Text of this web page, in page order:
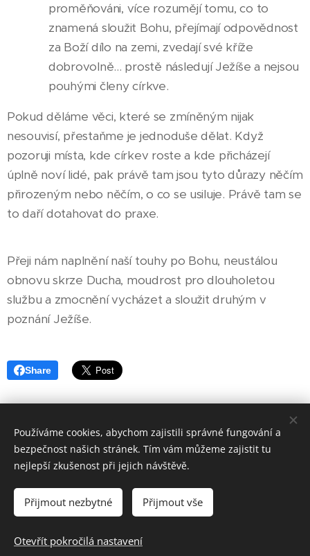
proměňováni, více rozumějí tomu, co to
znamená sloužit Bohu, přejímají odpovědnost
za Boží dílo na zemi, zvedají své kříže
dobrovolně... prostě následují Ježíše a nejsou
pouhými členy církve.
Pokud děláme věci, které se zmíněným nijak
nesouvisí, přestaňme je jednoduše dělat. Když
pozoruji místa, kde církev roste a kde přicházejí
úplně noví lidé, pak právě tam jsou tyto důrazy něčím
přirozeným nebo něčím, o co se usiluje. Právě tam se
to daří dotahovat do praxe.
Přeji nám naplnění naší touhy po Bohu, neustálou
obnovu skrze Ducha, moudrost pro dlouholetou
službu a zmocnění vycházet a sloužit druhým v
poznání Ježíše.
Share
Církev bratrská, Odbor pro misii a zakládání sborů – 7Z
Vytvořeno službou
Používáme cookies, abychom zajistili správné fungování a
bezpečnost našich stránek. Tím vám můžeme zajistit tu
nejlepší zkušenost při jejich návštěvě.
Přijmout nezbytné Přijmout vše
Otevřít pokročilá nastavení